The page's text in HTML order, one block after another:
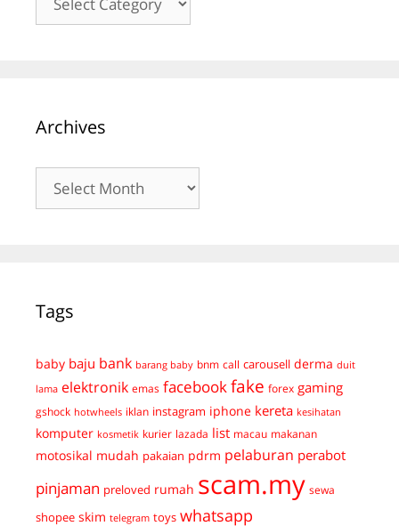
Archives
Tags
baby baju bank barang baby bnm call carousell derma duit
lama elektronik emas facebook fake forex gaming
gshock hotwheels iklan instagram iphone kereta kesihatan
komputer kosmetik kurier lazada list macau makanan
motosikal mudah pakaian pdrm pelaburan perabot
pinjaman preloved rumah scam.my sewa
shopee skim telegram toys whatsapp